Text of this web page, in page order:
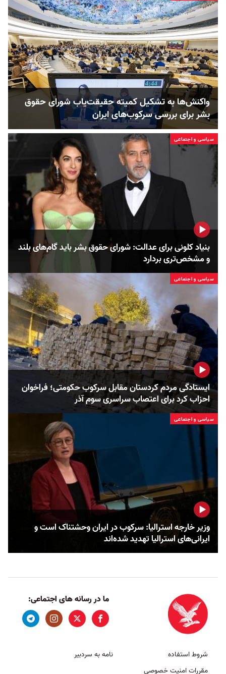
واکنش‌ها به تشکیل کمیته حقیقت‌یاب شورای حقوق
بشر برای بررسی سرکوب‌‌های ایران
سیاسی و اجتماعی
بنیاد کلونی برای عدالت: شورای حقوق بشر باید گام‌های بلند
و مشخص‌تری بردارد
سیاسی و اجتماعی
ایستادگی مردم کردستان مقابل سرکوب حکومتی؛ فراخوان
احزاب کرد برای اعتصاب سراسری سوم آذر
سیاسی و اجتماعی
وزیر خارجه استرالیا: سرکوب در ایران وحشتناک است و
ایرانی‌های استرالیا تهدید شده‌اند
ما در رسانه های اجتماعی:
شروط استفاده
مقررات امنیت خصوصی
نامه به سردبیر